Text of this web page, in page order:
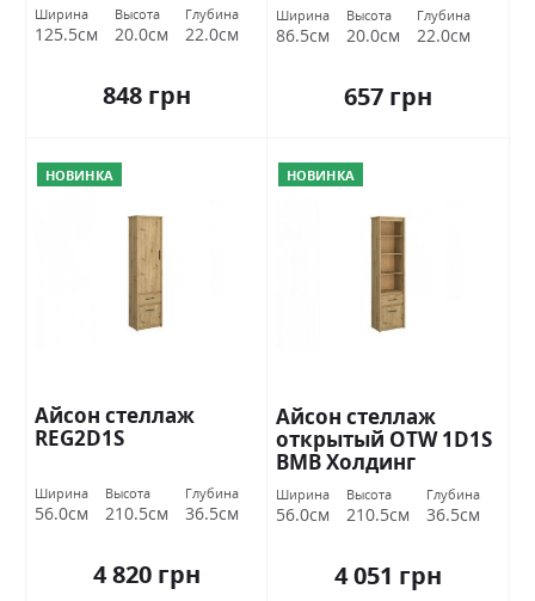
Ширина
125.5см
Высота
20.0см
Глубина
22.0см
848 грн
Ширина
86.5см
Высота
20.0см
Глубина
22.0см
657 грн
НОВИНКА
Айсон стеллаж
REG2D1S
Ширина
56.0см
Высота
210.5см
Глубина
36.5см
4 820 грн
НОВИНКА
Айсон стеллаж
открытый OTW 1D1S
ВМВ Холдинг
Ширина
56.0см
Высота
210.5см
Глубина
36.5см
4 051 грн